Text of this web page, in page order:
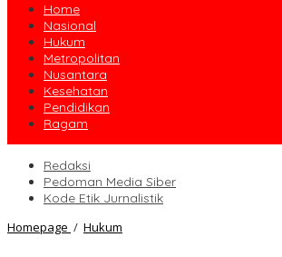
Home
Nasional
Hukum
Metropolitan
Nusantara
Kesehatan
Pendidikan
Ragam
Redaksi
Pedoman Media Siber
Kode Etik Jurnalistik
Homepage / Hukum